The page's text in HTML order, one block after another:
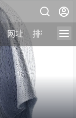
网址 排行榜